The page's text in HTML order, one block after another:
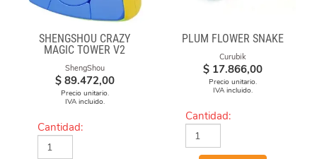
SHENGSHOU CRAZY
MAGIC TOWER V2
ShengShou
$ 89.472,00
Precio unitario.
IVA incluido.
Cantidad:
PLUM FLOWER SNAKE
Curubik
$ 17.866,00
Precio unitario.
IVA incluido.
Cantidad: